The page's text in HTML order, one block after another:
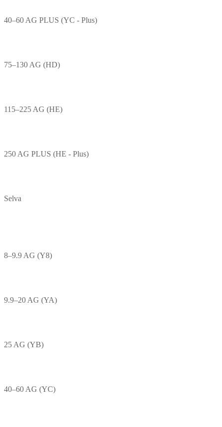
40–60 AG PLUS (YC - Plus)
75–130 AG (HD)
115–225 AG (HE)
250 AG PLUS (HE - Plus)
Selva
8–9.9 AG (Y8)
9.9–20 AG (YA)
25 AG (YB)
40–60 AG (YC)